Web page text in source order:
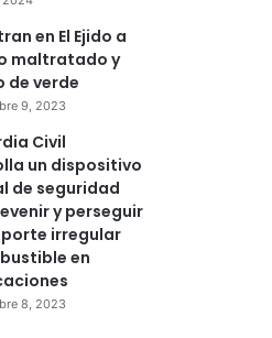
en El Ejido a
maltratado y
de verde
9, 2023
Civil
un dispositivo
de seguridad
y perseguir
irregular
en
8, 2023